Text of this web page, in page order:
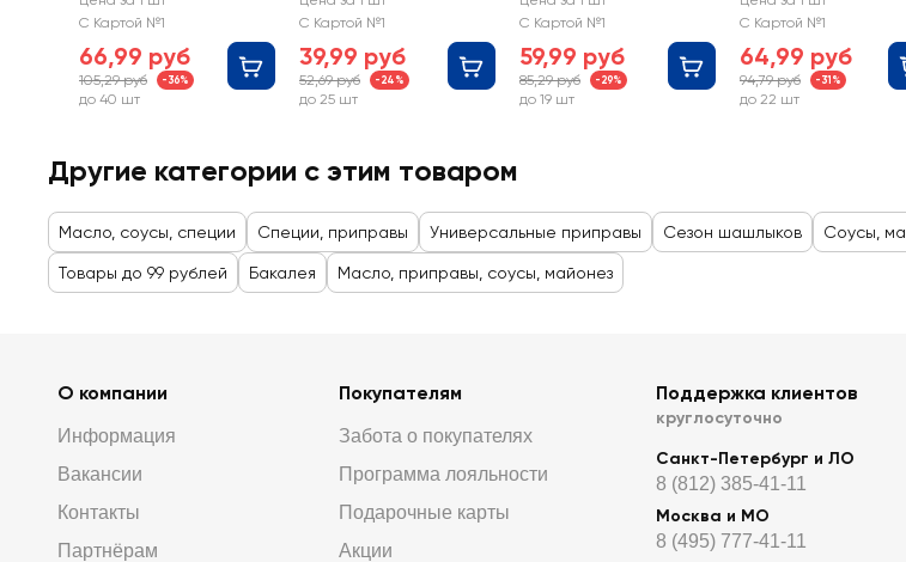
С Картой №1
66,99 руб
105,29 руб -36%
до 40 шт
С Картой №1
39,99 руб
52,69 руб -24%
до 25 шт
С Картой №1
59,99 руб
85,29 руб -29%
до 19 шт
паприкой
С Картой №1
64,99 руб
94,79 руб -31%
до 22 шт
Другие категории с этим товаром
Масло, соусы, специи Специи, приправы Универсальные приправы Сезон шашлыков Соусы,
Товары до 99 рублей Бакалея Масло, приправы, соусы, майонез
О компании
Информация
Вакансии
Контакты
Партнёрам
Покупателям
Забота о покупателях
Программа лояльности
Подарочные карты
Акции
Поддержка клиентов
круглосуточно
Санкт-Петербург и ЛО
8 (812) 385-41-11
Москва и МО
8 (495) 777-41-11